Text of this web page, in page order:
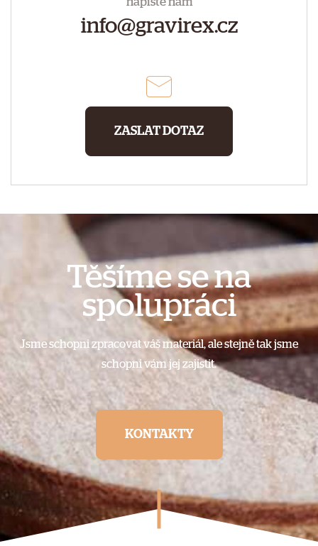
info@gravirex.cz
ZASLAT DOTAZ
Těšíme se na
spolupráci
Jsme schopni zpracovat váš materiál, ale stejně tak jsme
schopni vám jej zajistit.
KONTAKTY